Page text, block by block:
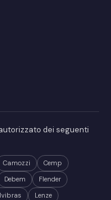
dei seguenti
Camozzi
Cemp
Debem
Flender
Lenze